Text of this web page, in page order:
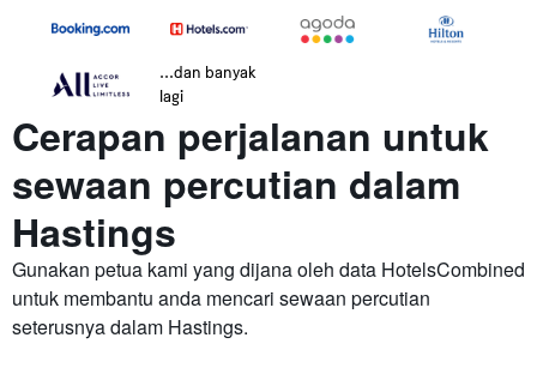
...dan banyak
lagi
Cerapan perjalanan untuk
sewaan percutian dalam
Hastings
Gunakan petua kami yang dijana oleh data HotelsCombined
untuk membantu anda mencari sewaan percutian
seterusnya dalam Hastings.